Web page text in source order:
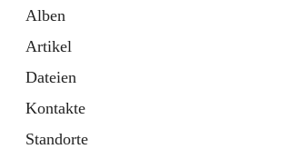
Alben
Artikel
Dateien
Kontakte
Standorte